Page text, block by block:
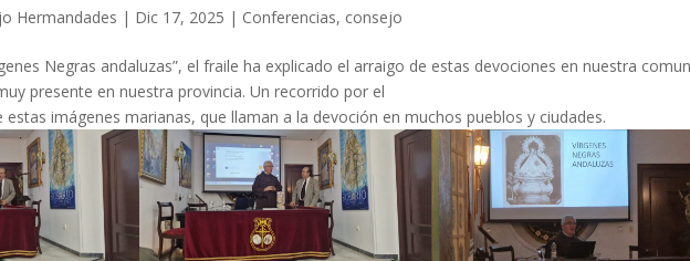
Hermandades | Dic 17, 2025 | Conferencias, consejo
Negras andaluzas”, el fraile ha explicado el arraigo de estas devociones en nuestra
presente en nuestra provincia. Un recorrido por el
estas imágenes marianas, que llaman a la devoción en muchos pueblos y ciudades.